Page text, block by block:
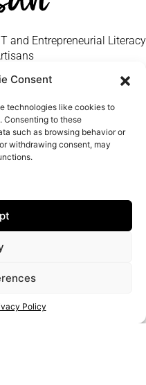
Consent
technologies like cookies to
Consenting to these
such as browsing behavior or
withdrawing consent, may
Policy
and Entrepreneurial Literacy